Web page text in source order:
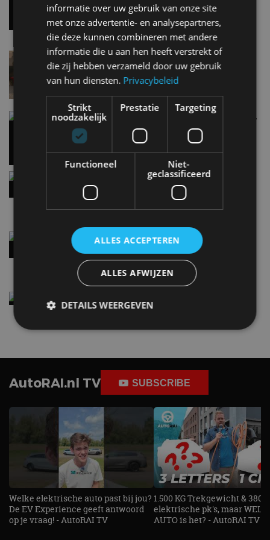
7 aug
Lamborghini Revuelto eert 60 jaar Miura met
speciale editie
6 aug
Carbon fibre op je laadkabel: nergens voor nodig,
en precies daarom geweldig
Hennessey Blackbird krijgt atmosferische V8 en
handbak: soms is eenvoud leuker
5 aug
Audi A2 e-Tron mikt op verbruik van 12,8 kWh
per 100 kilometer
4 aug
als een Renault Twingo
AutoRAI.nl TV SUBSCRIBE
Welke elektrische auto past bij jou?
De EV Experience geeft antwoord
op je vraag! - AutoRAI TV
1.500 KG Trekgewicht & 380
elektrische pk's, maar
AUTO is het? - AutoRAI TV
informatie over uw gebruik van onze site
met onze advertentie- en analysepartners,
die deze kunnen combineren met andere
informatie die u aan hen heeft verstrekt of
die zij hebben verzameld door uw gebruik
van hun diensten. Privacybeleid
Strikt
noodzakelijk
Prestatie Targeting
Functioneel
Niet-
geclassificeerd
ALLES ACCEPTEREN
ALLES AFWIJZEN
DETAILS WEERGEVEN
Functioneel
Niet-geclassificeerd
Strikt noodzakelijke cookies maken de
gebruikersaanmelding en accountbeheer. De
website kan niet goed worden gebruikt zonder de
strikt noodzakelijke cookies.
Naam
Aanbieder
Domein
Vervaldatum
cf_clearance
Cloudflare,
.autorai.nl
1 jaar
Deze
gebruikt
vertrouwd
te